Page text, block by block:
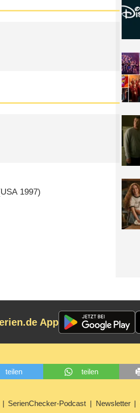
USA 1997)
App
teilen teilen
SerienChecker-Podcast Newsletter